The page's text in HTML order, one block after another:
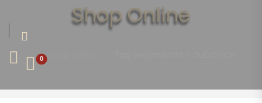
0
Shop Online
|